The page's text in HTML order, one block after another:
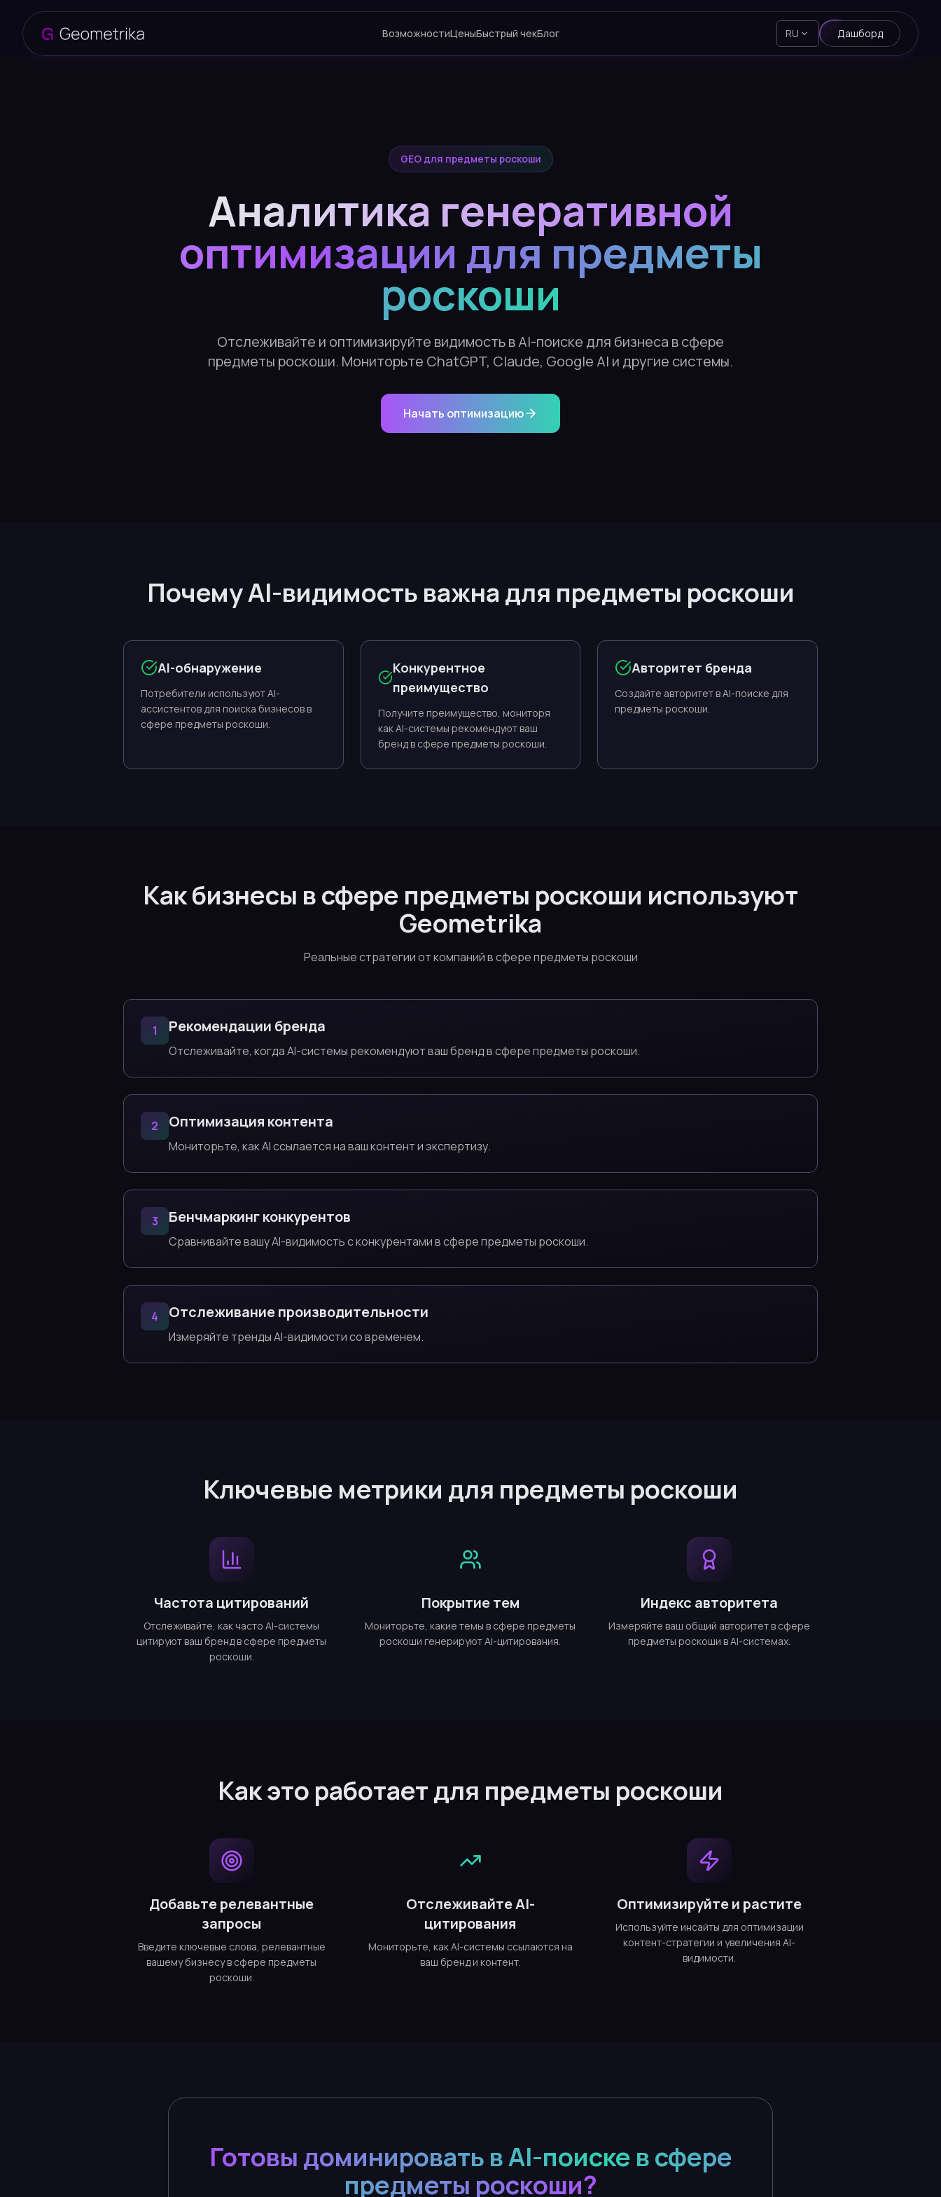
ВозможностиЦеныБыстрый чекБлог RU Дашборд
GEO для предметы роскоши
Аналитика генеративной
оптимизации для предметы
роскоши
Отслеживайте и оптимизируйте видимость в AI-поиске для бизнеса в сфере
предметы роскоши. Мониторьте ChatGPT, Claude, Google AI и другие системы.
Начать оптимизацию
Почему AI-видимость важна для предметы роскоши
AI-обнаружение
Потребители используют AI-
ассистентов для поиска бизнесов в
сфере предметы роскоши.
Конкурентное
преимущество
Получите преимущество, мониторя
как AI-системы рекомендуют ваш
бренд в сфере предметы роскоши.
Авторитет бренда
Создайте авторитет в AI-поиске для
предметы роскоши.
Как бизнесы в сфере предметы роскоши используют
Geometrika
Реальные стратегии от компаний в сфере предметы роскоши
1 Рекомендации бренда
Отслеживайте, когда AI-системы рекомендуют ваш бренд в сфере предметы роскоши.
2 Оптимизация контента
Мониторьте, как AI ссылается на ваш контент и экспертизу.
3 Бенчмаркинг конкурентов
Сравнивайте вашу AI-видимость с конкурентами в сфере предметы роскоши.
4 Отслеживание производительности
Измеряйте тренды AI-видимости со временем.
Ключевые метрики для предметы роскоши
Частота цитирований
Отслеживайте, как часто AI-системы
цитируют ваш бренд в сфере предметы
роскоши.
Покрытие тем
Мониторьте, какие темы в сфере предметы
роскоши генерируют AI-цитирования.
Индекс авторитета
Измеряйте ваш общий авторитет в сфере
предметы роскоши в AI-системах.
Как это работает для предметы роскоши
Добавьте релевантные
запросы
Введите ключевые слова, релевантные
вашему бизнесу в сфере предметы
роскоши.
Отслеживайте AI-
цитирования
Мониторьте, как AI-системы ссылаются на
ваш бренд и контент.
Оптимизируйте и растите
Используйте инсайты для оптимизации
контент-стратегии и увеличения AI-
видимости.
Готовы доминировать в AI-поиске в сфере
предметы роскоши?